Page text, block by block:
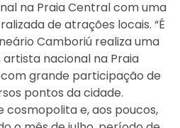
na Praia Central com uma
de atrações locais. “É
Camboriú realiza uma
nacional na Praia
grande participação de
pontos da cidade.
cosmopolita e, aos poucos,